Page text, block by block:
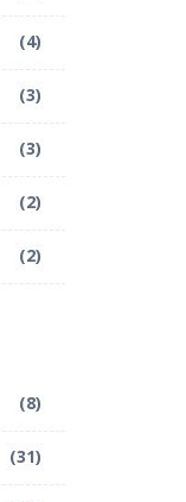
(4)
(3)
(3)
(2)
(2)
(8)
(31)